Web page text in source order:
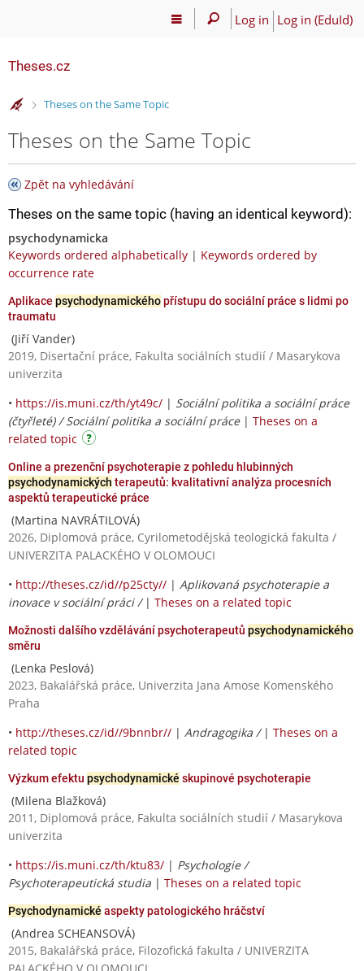
Log in Log in (EduId)
Theses.cz
>
Theses on the Same Topic
Theses on the Same Topic
Zpět na vyhledávání
Theses on the same topic (having an identical keyword):
psychodynamicka
Keywords ordered alphabetically | Keywords ordered by
occurrence rate
Aplikace psychodynamickéhopřístupu do sociální práce s lidmi po
traumatu
(Jiří Vander)
2019, Disertační práce, Fakulta sociálních studií / Masarykova
univerzita
• https://is.muni.cz/th/yt49c/ | Sociální politika a sociální práce
(čtyřleté) / Sociální politika a sociální práce| Theses on a
related topic
Online a prezenční psychoterapie z pohledu hlubinných
psychodynamických terapeutů: kvalitativní analýza procesních
aspektů terapeutické práce
(Martina NAVRÁTILOVÁ)
2026, Diplomová práce, Cyrilometodějská teologická fakulta /
UNIVERZITA PALACKÉHO V OLOMOUCI
• http://theses.cz/id//p25cty// | Aplikovaná psychoterapie a
inovace v sociální práci / | Theses on a related topic
Možnosti dalšího vzdělávání psychoterapeutů psychodynamického
směru
(Lenka Peslová)
2023, Bakalářská práce, Univerzita Jana Amose Komenského
Praha
• http://theses.cz/id//9bnnbr// | Andragogika / | Theses on a
related topic
Výzkum efektu psychodynamické skupinové psychoterapie
(Milena Blažková)
2011, Diplomová práce, Fakulta sociálních studií / Masarykova
univerzita
• https://is.muni.cz/th/ktu83/ | Psychologie /
Psychoterapeutická studia | Theses on a related topic
Psychodynamické aspekty patologického hráčství
(Andrea SCHEANSOVÁ)
2015, Bakalářská práce, Filozofická fakulta / UNIVERZITA
PALACKÉHO V OLOMOUCI